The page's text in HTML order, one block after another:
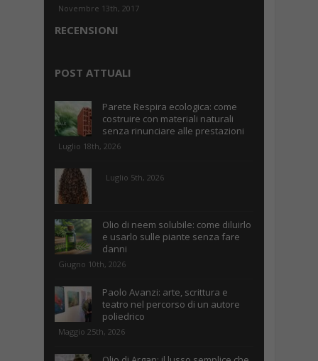
Novembre 13th, 2017
RECENSIONI
POST ATTUALI
Parete Respira ecologica: come
costruire con materiali naturali
senza rinunciare alle prestazioni
Luglio 18th, 2026
Luglio 5th, 2026
Olio di neem solubile: come diluirlo
e usarlo sulle piante senza fare
danni
Giugno 10th, 2026
Paolo Avanzi: arte, scrittura e
teatro nel percorso di un autore
poliedrico
Maggio 25th, 2026